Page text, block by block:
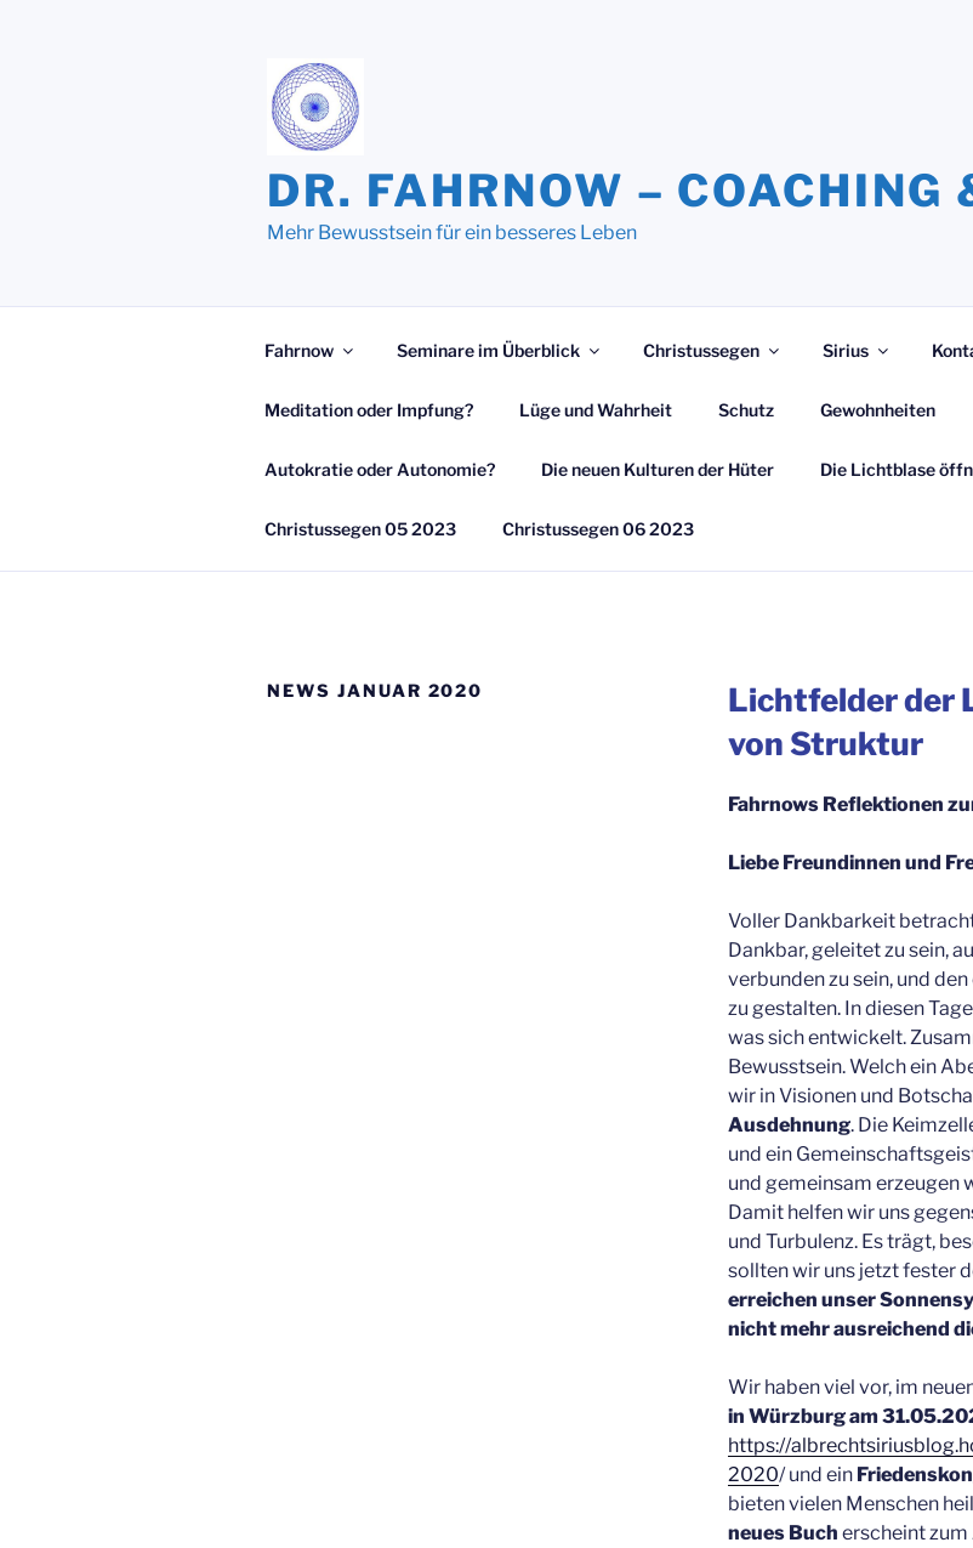
DR. FAHRNOW – COACHING
Mehr Bewusstsein für ein besseres Leben
Fahrnow Seminare im Überblick Christussegen Sirius
Meditation oder Impfung? Lüge und Wahrheit Schutz Gewohnheiten
Autokratie oder Autonomie? Die neuen Kulturen der Hüter Die Lichtblase
Christussegen 05 2023 Christussegen 06 2023
NEWS JANUAR 2020
Lichtfelder der
von Struktur
Fahrnows Reflektionen
Liebe Freundinnen und
Voller Dankbarkeit
Dankbar, geleitet zu sein,
verbunden zu sein, und
zu gestalten. In diesen
was sich entwickelt.
Bewusstsein. Welch ein
wir in Visionen und
Ausdehnung. Die
und ein
und gemeinsam erzeugen
Damit helfen wir uns
und Turbulenz. Es trägt,
sollten wir uns jetzt fester
erreichen unser
nicht mehr ausreichend
Wir haben viel vor, im
in Würzburg am
https://
2020/ und ein
bieten vielen Menschen
neues Buch erscheint zum